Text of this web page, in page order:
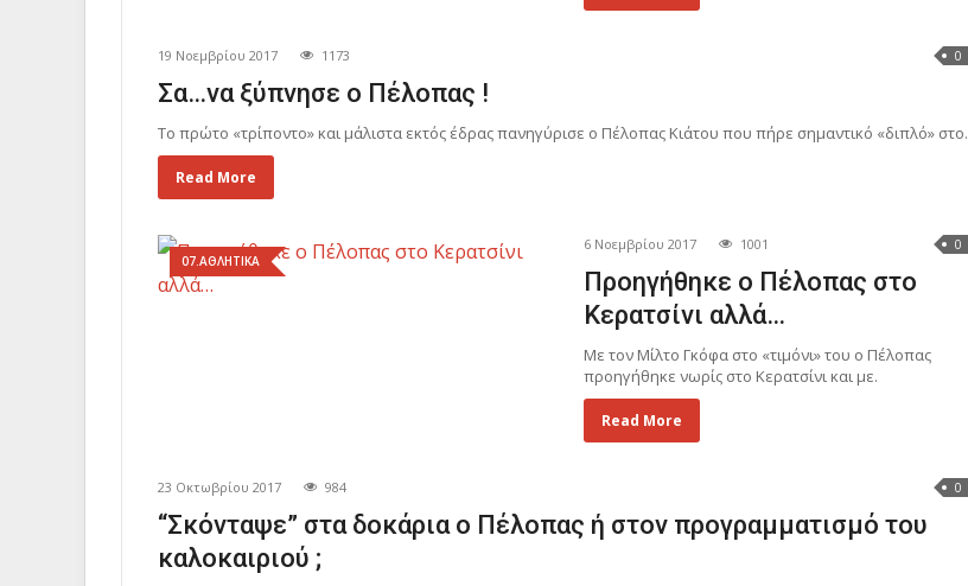
19 Νοεμβρίου 2017 1173 0
Σα…να ξύπνησε ο Πέλοπας !
Το πρώτο «τρίποντο» και μάλιστα εκτός έδρας πανηγύρισε ο Πέλοπας Κιάτου που πήρε σημαντικό «διπλό» στο.
Read More
07.ΑΘΛΗΤΙΚΑ
6 Νοεμβρίου 2017 1001 0
Προηγήθηκε ο Πέλοπας στο
Κερατσίνι αλλά…
Με τον Μίλτο Γκόφα στο «τιμόνι» του ο Πέλοπας
προηγήθηκε νωρίς στο Κερατσίνι και με.
Read More
23 Οκτωβρίου 2017 984 0
“Σκόνταψε” στα δοκάρια ο Πέλοπας ή στον προγραμματισμό του
καλοκαιριού ;